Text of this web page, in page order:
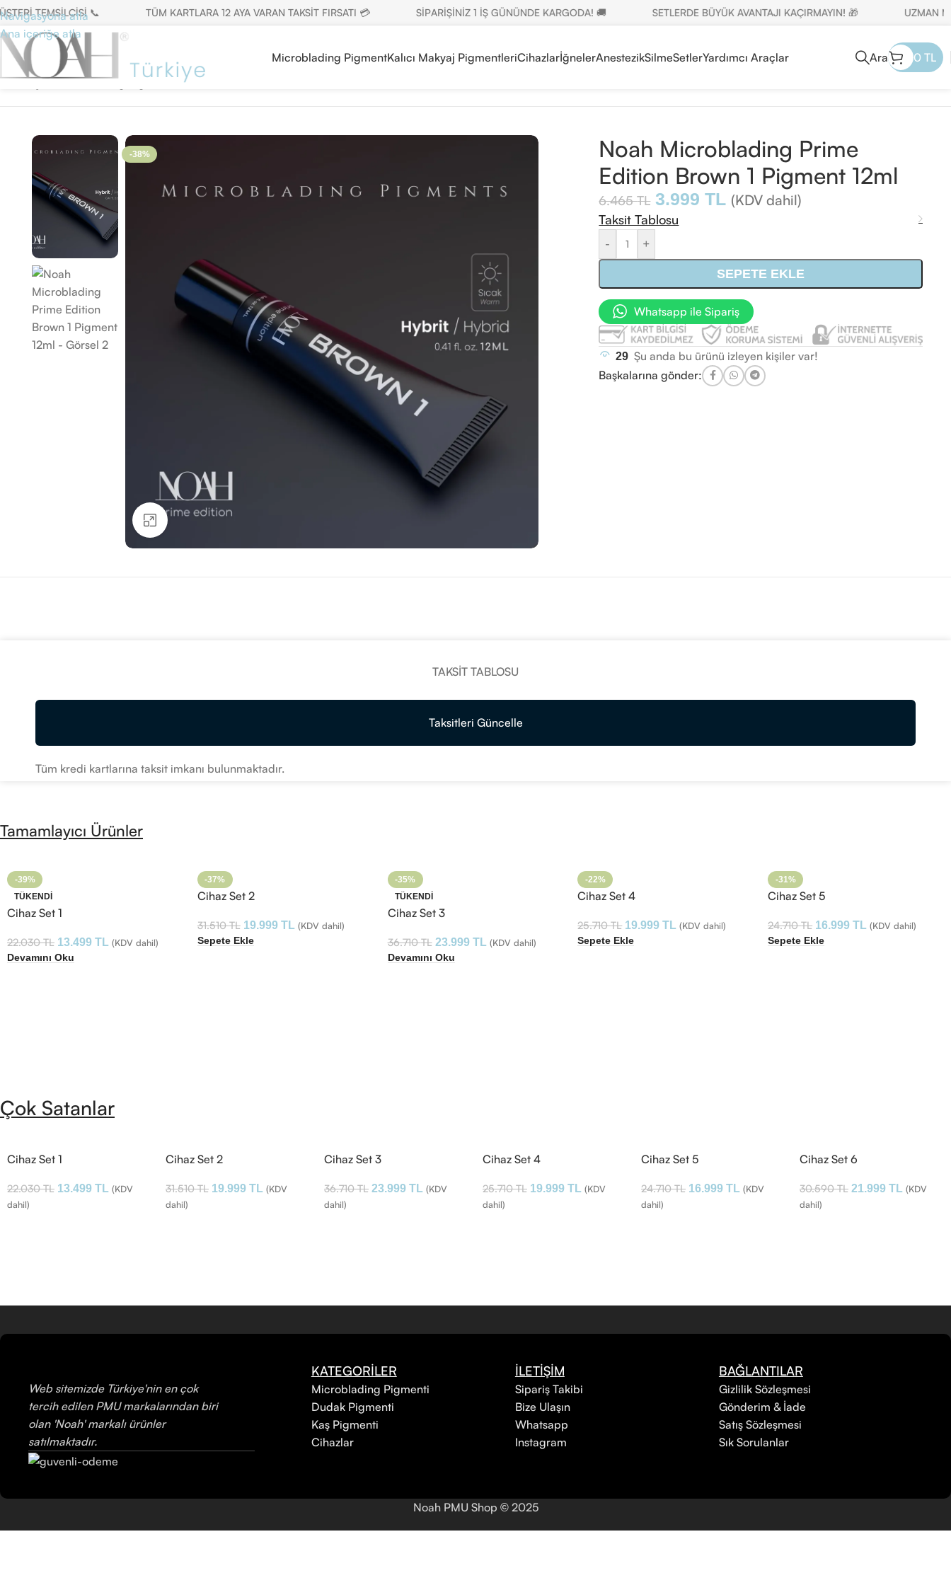
Navigasyona atla
Ana içeriğe atla
TEMSİLCİSİ 📞 TÜM KARTLARA 12 AYA VARAN TAKSİT FIRSATI 💳 SİPARİŞİNİZ 1 İŞ GÜNÜNDE KARGODA! 🚚 SETLERDE BÜYÜK AVANTAJI KAÇIRMAYIN! 🎁 UZMAN
Microblading PigmentKalıcı Makyaj PigmentleriCihazlarİğnelerAnestezikSilmeSetlerYardımcı Araçlar Ara 0 TL
Ana Sayfa/Microblading Pigment 12ml Prime Serisi
-38%
Büyütmek için tıklayın
Noah Microblading Prime
Edition Brown 1 Pigment 12ml
6.465TL 3.999TL (KDV dahil)
Taksit Tablosu
- +
SEPETE EKLE
Whatsapp ile Sipariş
29 Şu anda bu ürünü izleyen kişiler var!
Başkalarına gönder:
TAKSIT TABLOSU
Taksitleri Güncelle
Tüm kredi kartlarına taksit imkanı bulunmaktadır.
Tamamlayıcı Ürünler
-39%
TÜKENDI
Cihaz Set 1
22.030TL 13.499 TL (KDV dahil)
Devamını Oku
-37%
Cihaz Set 2
31.510TL 19.999 TL (KDV dahil)
Sepete Ekle
-35%
TÜKENDI
Cihaz Set 3
36.710TL 23.999 TL (KDV dahil)
Devamını Oku
-22%
Cihaz Set 4
25.710TL 19.999TL (KDV dahil)
Sepete Ekle
-31%
Cihaz Set 5
24.710TL 16.999TL (KDV dahil)
Sepete Ekle
Çok Satanlar
Cihaz Set 1
22.030TL 13.499 TL (KDV
dahil)
Cihaz Set 2
31.510TL 19.999 TL (KDV
dahil)
Cihaz Set 3
36.710TL 23.999 TL (KDV
dahil)
Cihaz Set 4
25.710TL 19.999 TL (KDV
dahil)
Cihaz Set 5
24.710TL 16.999 TL (KDV
dahil)
Cihaz Set 6
30.590TL 21.999 TL (KDV
dahil)
Web sitemizde Türkiye'nin en çok
tercih edilen PMU markalarından biri
olan 'Noah' markalı ürünler
satılmaktadır.
KATEGORİLER
Microblading Pigmenti
Dudak Pigmenti
Kaş Pigmenti
Cihazlar
İLETİŞİM
Sipariş Takibi
Bize Ulaşın
Whatsapp
Instagram
BAĞLANTILAR
Gizlilik Sözleşmesi
Gönderim & İade
Satış Sözleşmesi
Sık Sorulanlar
Noah PMU Shop ©2025